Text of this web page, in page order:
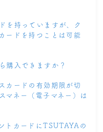
を持っていますが、ク
ードを持つことは可能
購入できますか？
カードの有効期限が切
マネー（電子マネー）は
トカードにTSUTAYAの